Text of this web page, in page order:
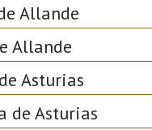
Allande
Allande
Asturias
de Asturias